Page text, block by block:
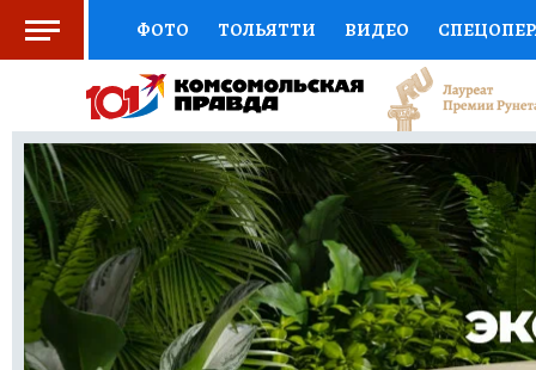
ФОТО ТОЛЬЯТТИ ВИДЕО
СОЦПОДДЕРЖКА НАУКА СПОРТ
ВЫБОР ЭКСПЕРТОВ ДОКТОР
КНИЖНАЯ ПОЛКА ПРОГНОЗЫ НА СПОРТ
ПРЕСС-ЦЕНТР НЕДВИЖИМОСТЬ
КОЛЛЕКЦИИ КП РЕКЛАМА